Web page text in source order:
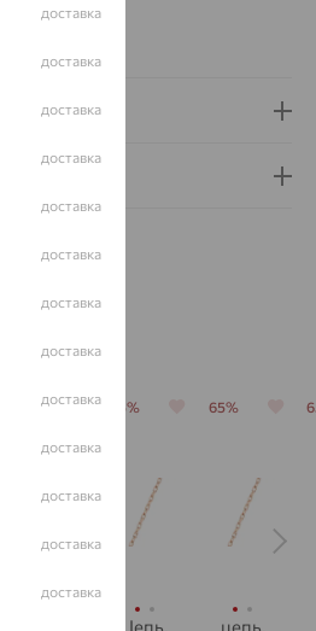
РОССИЯ
65% 65%
Цепь,
65%
цепь,
доставка
доставка
доставка
доставка
доставка
доставка
доставка
доставка
доставка
доставка
доставка
доставка
доставка